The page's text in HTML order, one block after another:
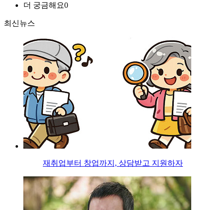
더 궁금해요0
최신뉴스
재취업부터 창업까지, 상담받고 지원하자